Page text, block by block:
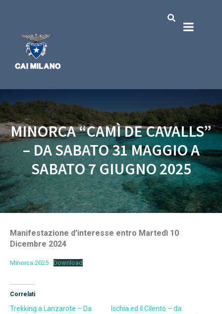
MINORCA “CAMÌ DE CAVALLS”
– DA SABATO 31 MAGGIO A
SABATO 7 GIUGNO 2025
Manifestazione d’interesse entro Martedì 10
Dicembre 2024
Minorca 2025 Download
Correlati
Trekking a Lanzarote – Da
Ischia ed il Cilento – da